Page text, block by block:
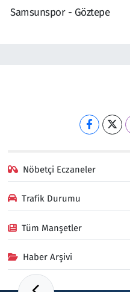
Samsunspor - Göztepe
Nöbetçi Eczaneler
Trafik Durumu
Tüm Manşetler
Haber Arşivi